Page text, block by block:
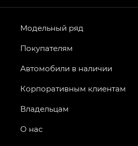
Модельный ряд
Покупателям
Автомобили в наличии
Корпоративным клиентам
Владельцам
О нас